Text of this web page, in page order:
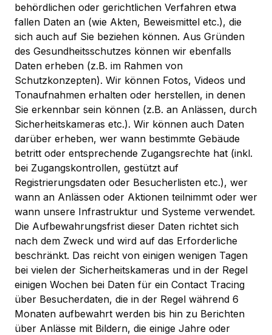
behördlichen oder gerichtlichen Verfahren etwa
fallen Daten an (wie Akten, Beweismittel etc.), die
sich auch auf Sie beziehen können. Aus Gründen
des Gesundheitsschutzes können wir ebenfalls
Daten erheben (z.B. im Rahmen von
Schutzkonzepten). Wir können Fotos, Videos und
Tonaufnahmen erhalten oder herstellen, in denen
Sie erkennbar sein können (z.B. an Anlässen, durch
Sicherheitskameras etc.). Wir können auch Daten
darüber erheben, wer wann bestimmte Gebäude
betritt oder entsprechende Zugangsrechte hat (inkl.
bei Zugangskontrollen, gestützt auf
Registrierungsdaten oder Besucherlisten etc.), wer
wann an Anlässen oder Aktionen teilnimmt oder wer
wann unsere Infrastruktur und Systeme verwendet.
Die Aufbewahrungsfrist dieser Daten richtet sich
nach dem Zweck und wird auf das Erforderliche
beschränkt. Das reicht von einigen wenigen Tagen
bei vielen der Sicherheitskameras und in der Regel
einigen Wochen bei Daten für ein Contact Tracing
über Besucherdaten, die in der Regel während 6
Monaten aufbewahrt werden bis hin zu Berichten
über Anlässe mit Bildern, die einige Jahre oder